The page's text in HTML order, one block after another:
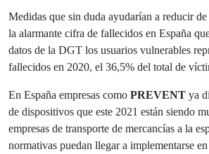
Medidas que sin duda ayudarían a reducir
la alarmante cifra de fallecidos en España
datos de la DGT los usuarios vulnerables
fallecidos en 2020, el 36,5% del total de
En España empresas como PREVENT ya
de dispositivos que este 2021 están siendo
empresas de transporte de mercancías a la
normativas puedan llegar a implementarse